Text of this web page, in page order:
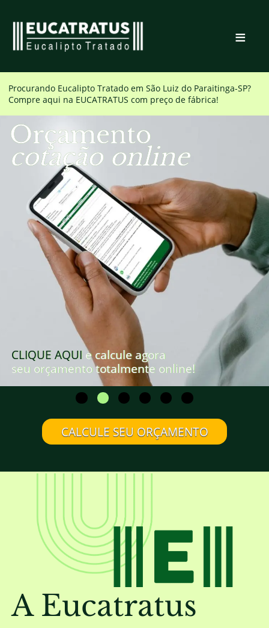
≡
Procurando Eucalipto Tratado emSão Luiz do Paraitinga-SP?
Compre aqui na EUCATRATUS com preço de fábrica!
Orçamento
cotação online
CLIQUE AQUI e calcule agora
seu orçamento totalmente online!
CALCULE SEU ORÇAMENTO
A Eucatratus